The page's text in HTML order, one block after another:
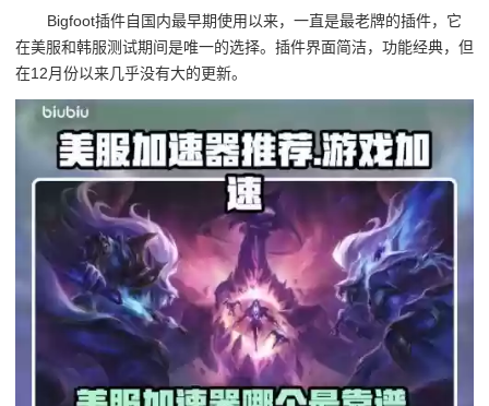
Bigfoot插件自国内最早期使用以来，一直是最老牌的插件，它
在美服和韩服测试期间是唯一的选择。插件界面简洁，功能经典，但
在12月份以来几乎没有大的更新。